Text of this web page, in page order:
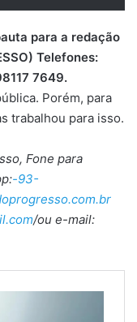
para a redação
Telefones:
7649.
Porém, para
trabalhou para isso.
Fone para
-93-
/ou e-mail: